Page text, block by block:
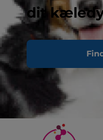
dit